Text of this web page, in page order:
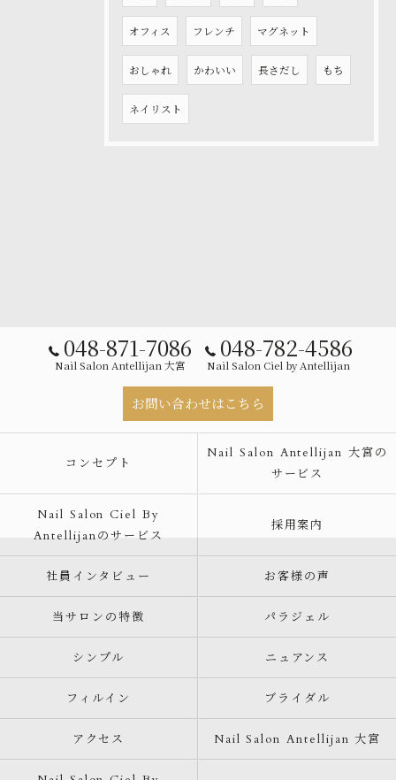
オフィス フレンチ マグネット
おしゃれ かわいい 長さだし もち
ネイリスト
048-871-7086
Nail Salon Antellijan 大宮
048-782-4586
Nail Salon Ciel by Antellijan
お問い合わせはこちら
コンセプト
Nail Salon Antellijan 大宮の
サービス
Nail Salon Ciel By
Antellijanのサービス
採用案内
社員インタビュー お客様の声
当サロンの特徴 パラジェル
シンプル ニュアンス
フィルイン ブライダル
アクセス Nail Salon Antellijan 大宮